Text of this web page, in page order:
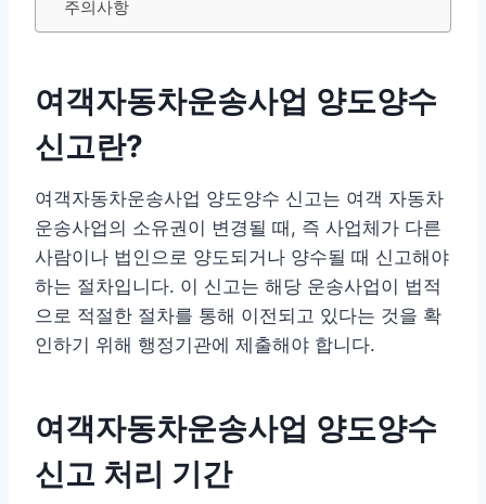
주의사항
여객자동차운송사업 양도양수
신고란?
여객자동차운송사업 양도양수 신고는 여객 자동차
운송사업의 소유권이 변경될 때, 즉 사업체가 다른
사람이나 법인으로 양도되거나 양수될 때 신고해야
하는 절차입니다. 이 신고는 해당 운송사업이 법적
으로 적절한 절차를 통해 이전되고 있다는 것을 확
인하기 위해 행정기관에 제출해야 합니다.
여객자동차운송사업 양도양수
신고 처리 기간